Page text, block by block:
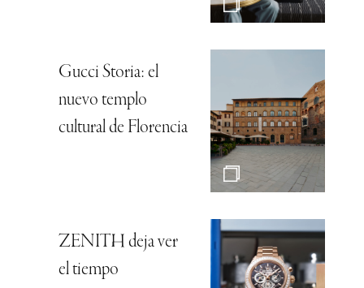
Gucci Storia: el
nuevo templo
cultural de Florencia
ZENITH deja ver
el tiempo